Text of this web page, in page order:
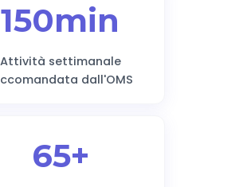
150min
Attività settimanale
dall'OMS
65+